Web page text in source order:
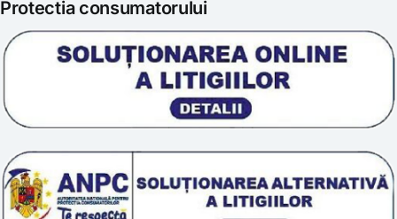
Scoala „Sanatate 5D”
Tratamente naturale
Prelucrarea datelor
Termeni si conditii
Politica cookie
Protectia consumatorului